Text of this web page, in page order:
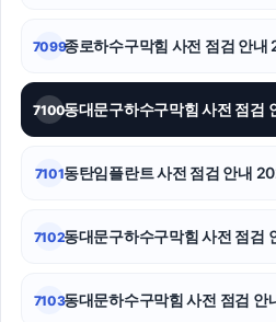
7099종로하수구막힘 사전 점검 안
7100
7101동탄임플란트 사전 점검 안내
7102동대문구하수구막힘 사전 점검
7103동대문하수구막힘 사전 점검